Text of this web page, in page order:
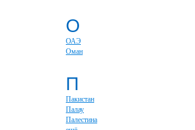
О
ОАЭ
Оман
П
Пакистан
Палау
Палестина